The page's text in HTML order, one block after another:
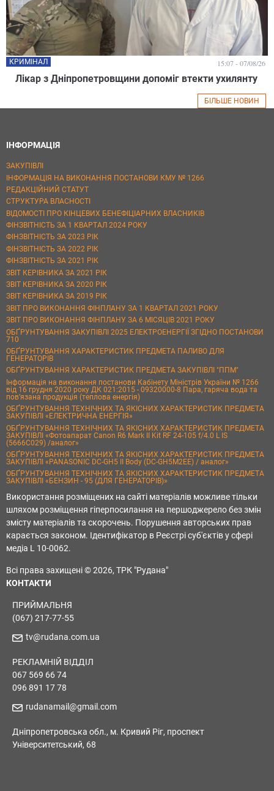
Лікар з Дніпропетровщини допоміг втекти ухилянту
КРИМІНАЛ 15:07 - 07/08/26
БІЛЬШЕ НОВИН
ІНФОРМАЦІЯ
ЗАКУПІВЛІ
ІНФОРМАЦІЯ НА ВИКОНАННЯ ПОСТАНОВИ КМУ № 1266
РЕДАКЦІЙНИЙ СТАТУТ
СТРУКТУРА ВЛАСНОСТІ
ВІДОМОСТІ ПРО КІНЦЕВИХ БЕНЕФІЦІАРНИХ ВЛАСНИКІВ
ФІНЗВІТНІСТЬ ЗА 1 КВАРТАЛ 2024 РОКУ
ФІНЗВІТНІСТЬ ЗА 2023 РІК
ФІНЗВІТНІСТЬ ЗА 2022 РІК
ФІНЗВІТНІСТЬ ЗА 2021 РІК
ЗВІТ КЕРІВНИКА ЗА 2021 РІК
ЗВІТ КЕРІВНИКА ЗА 2020 РІК
ЗВІТ КЕРІВНИКА ЗА 2019 РІК
ЗВІТ ПРО ВИКОНАННЯ ФІНПЛАНУ ЗА 1 КВАРТАЛ 2021 РОКУ
ЗВІТ ПРО ВИКОНАННЯ ФІНПЛАНУ ЗА 6 МІСЯЦІВ 2021 РОКУ
ОБҐРУНТУВАННЯ ЗАКУПІВЛІ 2025 ЕЛЕКТРОЕНЕРГІЇ ЗГІДНО ПОСТАНОВИ
710
ОБҐРУНТУВАННЯ ХАРАКТЕРИСТИК ПРЕДМЕТА ПАЛИВО ДЛЯ
ГЕНЕРАТОРІВ
ОБҐРУНТУВАННЯ ХАРАКТЕРИСТИК ПРЕДМЕТА ЗАКУПІВЛІ "ППМ"
Інформація на виконання постанови Кабінету Міністрів України № 1266
від 16 грудня 2020 року ДК 021:2015 - 09320000-8 Пара, гаряча вода та
пов’язана продукція (теплова енергія)
ОБҐРУНТУВАННЯ ТЕХНІЧНИХ ТА ЯКІСНИХ ХАРАКТЕРИСТИК ПРЕДМЕТА
ЗАКУПІВЛІ «ЕЛЕКТРИЧНА ЕНЕРГІЯ»
ОБҐРУНТУВАННЯ ТЕХНІЧНИХ ТА ЯКІСНИХ ХАРАКТЕРИСТИК ПРЕДМЕТА
ЗАКУПІВЛІ «Фотоапарат Canon R6 Mark II Kit RF 24-105 f/4.0 L IS
(5666C029) /аналог»
ОБҐРУНТУВАННЯ ТЕХНІЧНИХ ТА ЯКІСНИХ ХАРАКТЕРИСТИК ПРЕДМЕТА
ЗАКУПІВЛІ «PANASONIC DC-GH5 II Body (DC-GH5M2EE) / аналог»
ОБҐРУНТУВАННЯ ТЕХНІЧНИХ ТА ЯКІСНИХ ХАРАКТЕРИСТИК ПРЕДМЕТА
ЗАКУПІВЛІ «БЕНЗИН - 95 (ДЛЯ ГЕНЕРАТОРІВ)»
Використання розміщених на сайті матеріалів можливе тільки
шляхом розміщення гіперпосилання на першоджерело без змін
змісту матеріалів та скорочень. Порушення авторських прав
карається законом. Ідентифікатор в Реєстрі суб'єктів у сфері
медіа L 10-0062.
Всі права захищені © 2026, ТРК "Рудана"
КОНТАКТИ
ПРИЙМАЛЬНЯ
(067) 217-77-55
tv@rudana.com.ua
РЕКЛАМНІЙ ВІДДІЛ
067 569 66 74
096 891 17 78
rudanamail@gmail.com
Дніпропетровська обл., м. Кривий Ріг, проспект
Університетський, 68